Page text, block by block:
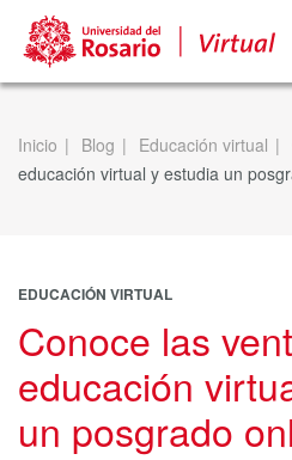
Inicio Blog Educación virtual
educación virtual y estudia un
EDUCACIÓN VIRTUAL
Conoce las
educación
un posgrado